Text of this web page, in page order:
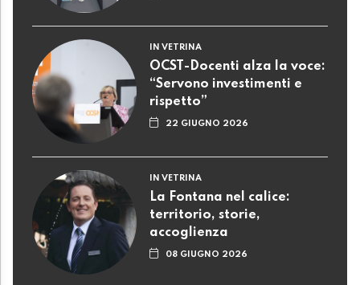
IN VETRINA
OCST-Docenti alza la voce:
“Servono investimenti e
rispetto”
22 GIUGNO 2026
IN VETRINA
La Fontana nel calice:
territorio, storie,
accoglienza
08 GIUGNO 2026